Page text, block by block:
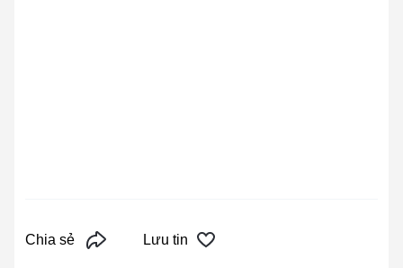
Chia sẻ Lưu tin